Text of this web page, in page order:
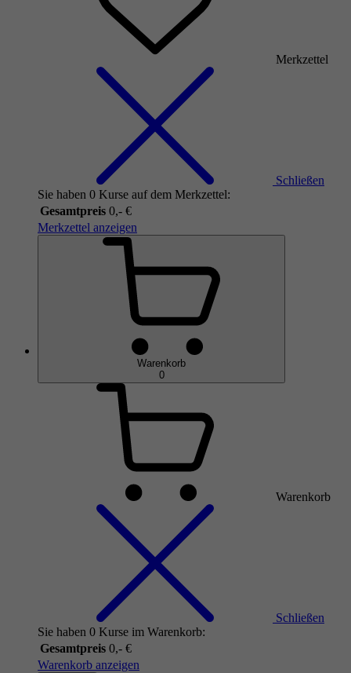
Merkzettel
Schließen
Sie haben 0 Kurse auf dem Merkzettel:
Gesamtpreis 0,- €
Merkzettel anzeigen
Warenkorb
0
Warenkorb
Schließen
Sie haben 0 Kurse im Warenkorb:
Gesamtpreis 0,- €
Warenkorb anzeigen